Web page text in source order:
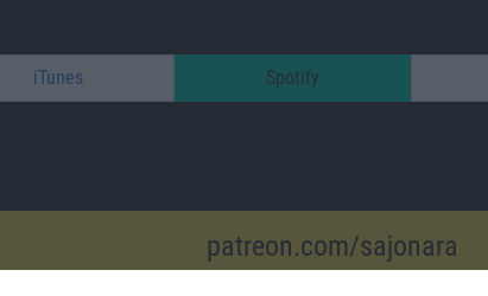
iTunes Spotify
patreon.com/sajonara